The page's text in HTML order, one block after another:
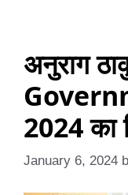
अनुराग
2024 का
January 6, 2024